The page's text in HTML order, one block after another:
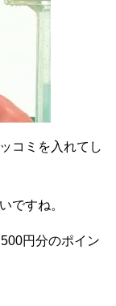
コミを入れてし
ですね。
円分のポイン